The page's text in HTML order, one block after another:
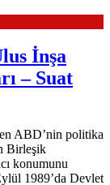
İnşa
– Suat
ABD’nin politika
Birleşik
konumunu
1989’da Devlet